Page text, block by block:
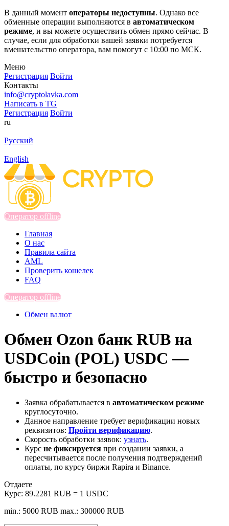
В данный момент операторы недоступны. Однако все
обменные операции выполняются в автоматическом
режиме, и вы можете осуществить обмен прямо сейчас. В
случае, если для обработки вашей заявки потребуется
вмешательство оператора, вам помогут с 10:00 по МСК.
Меню
Регистрация Войти
Контакты
info@cryptolavka.com
Написать в TG
Регистрация Войти
ru
Русский
English
Оператор offline
Главная
О нас
Правила сайта
AML
Проверить кошелек
FAQ
Оператор offline
Обмен валют
Обмен Ozon банк RUB на
USDCoin (POL) USDC —
быстро и безопасно
Заявка обрабатывается в автоматическом режиме
круглосуточно.
Данное направление требует верификации новых
реквизитов: Пройти верификацию.
Скорость обработки заявок: узнать.
Курс не фиксируется при создании заявки, а
пересчитывается после получения подтверждений
оплаты, по курсу биржи Rapira и Binance.
Отдаете
Курс: 89.2281 RUB = 1 USDC
min.: 5000 RUB max.: 300000 RUB